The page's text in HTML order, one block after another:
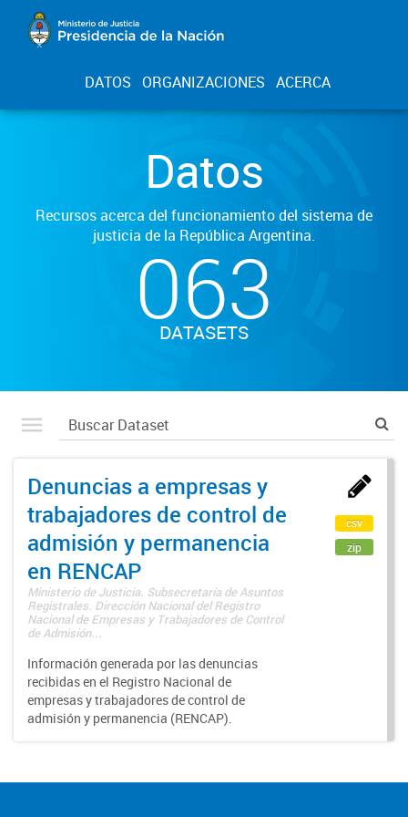
DATOS ORGANIZACIONES ACERCA
Datos
Recursos acerca del funcionamiento del sistema de
justicia de la República Argentina.
063
DATASETS
Denuncias a empresas y
trabajadores de control de
admisión y permanencia
en RENCAP
Ministerio de Justicia. Subsecretaría de Asuntos
Registrales. Dirección Nacional del Registro
Nacional de Empresas y Trabajadores de Control
de Admisión...
Información generada por las denuncias
recibidas en el Registro Nacional de
empresas y trabajadores de control de
admisión y permanencia (RENCAP).
csv
zip